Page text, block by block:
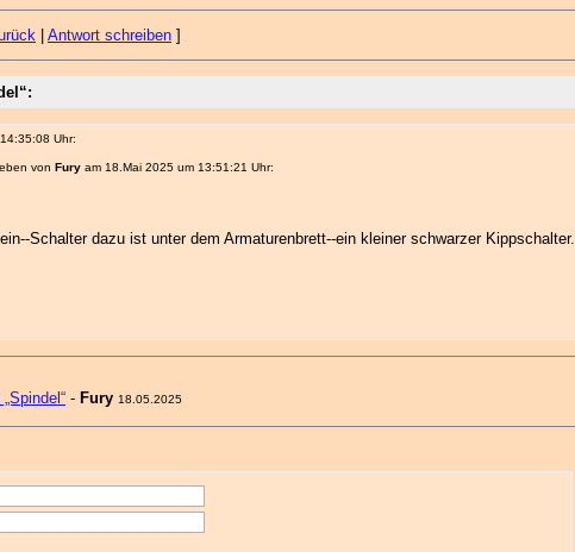
Antwort schreiben ]
Uhr:
von Fury am 18.Mai 2025 um 13:51:21 Uhr:
Schalter dazu ist unter dem Armaturenbrett--ein kleiner schwarzer Kippschalter.
- Fury 18.05.2025